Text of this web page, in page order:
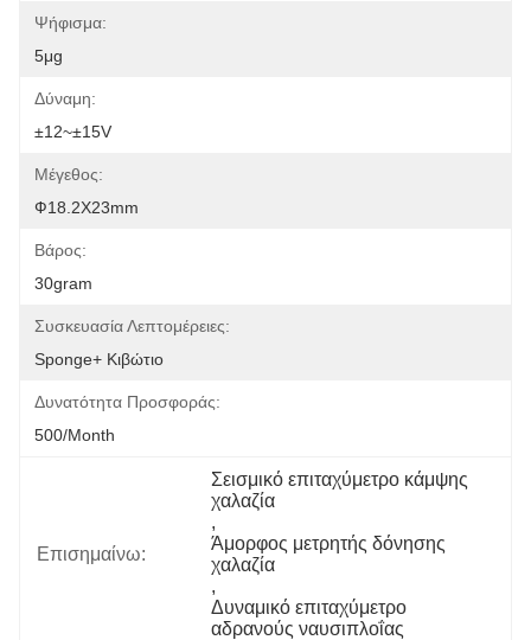
Ψήφισμα:
5μg
Δύναμη:
±12~±15V
Μέγεθος:
Ф18.2X23mm
Βάρος:
30gram
Συσκευασία Λεπτομέρειες:
Sponge+ Κιβώτιο
Δυνατότητα Προσφοράς:
500/month
Επισημαίνω:
Σεισμικό επιταχύμετρο κάμψης
χαλαζία
,
Άμορφος μετρητής δόνησης
χαλαζία
,
Δυναμικό επιταχύμετρο
αδρανούς ναυσιπλοΐας